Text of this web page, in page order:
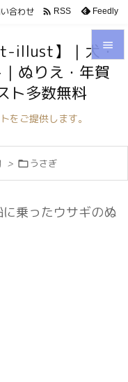



合わせ  RSS Feedly
illust】｜犬・
ぬりえ・年賀
ト多数無料
をご提供します。
> うさぎ
乗ったウサギのぬ